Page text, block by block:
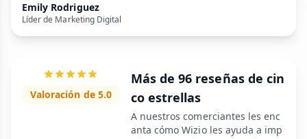
Emily Rodriguez
Líder de Marketing Digital
Valoración de 5.0
Más de 96 reseñas de cin
co estrellas
A nuestros comerciantes les enc
anta cómo Wizio les ayuda a imp